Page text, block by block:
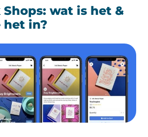
Shops: wat is het &
het in?